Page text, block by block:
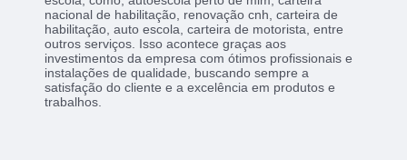
nacional de habilitação, renovação cnh, carteira de
habilitação, auto escola, carteira de motorista, entre
outros serviços. Isso acontece graças aos
investimentos da empresa com ótimos profissionais e
instalações de qualidade, buscando sempre a
satisfação do cliente e a excelência em produtos e
trabalhos.